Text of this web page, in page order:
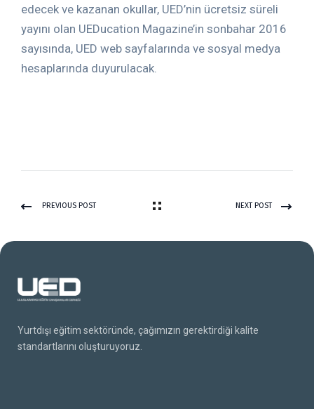
edecek ve kazanan okullar, UED’nin ücretsiz süreli
yayını olan UEDucation Magazine’in sonbahar 2016
sayısında, UED web sayfalarında ve sosyal medya
hesaplarında duyurulacak.
PREVIOUS POST NEXT POST
Yurtdışı eğitim sektöründe, çağımızın gerektirdiği kalite
standartlarını oluşturuyoruz.